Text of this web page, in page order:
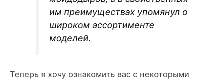
им преимуществах упомянул о
широком ассортименте
моделей.
Теперь я хочу ознакомить вас с некоторыми